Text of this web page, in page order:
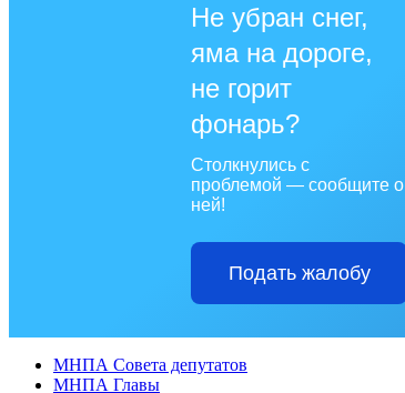
Не убран снег,
яма на дороге,
не горит
фонарь?
Столкнулись с
проблемой — сообщите о
ней!
Подать жалобу
МНПА Совета депутатов
МНПА Главы